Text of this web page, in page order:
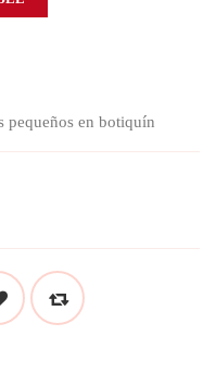
pequeños en botiquín